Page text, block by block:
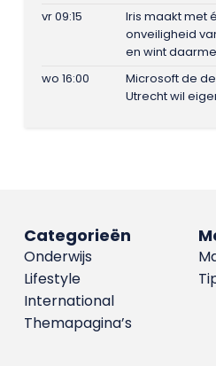
vr 09:15
Iris maakt met
onveiligheid
en wint
wo 16:00
Microsoft de
Utrecht wil
Categorieën
Onderwijs
Lifestyle
International
Themapagina’s